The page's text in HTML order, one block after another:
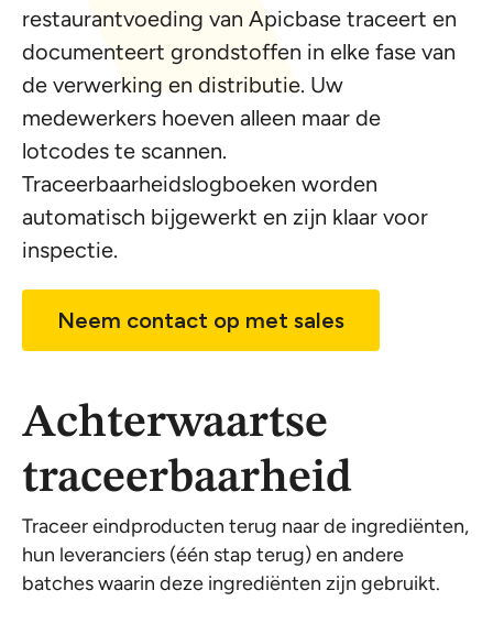
restaurantvoeding van Apicbase traceert en
documenteert grondstoffen in elke fase van
de verwerking en distributie. Uw
medewerkers hoeven alleen maar de
lotcodes te scannen.
Traceerbaarheidslogboeken worden
automatisch bijgewerkt en zijn klaar voor
inspectie.
Neem contact op met sales
Achterwaartse
traceerbaarheid
Traceer eindproducten terug naar de ingrediënten,
hun leveranciers (één stap terug) en andere
batches waarin deze ingrediënten zijn gebruikt.